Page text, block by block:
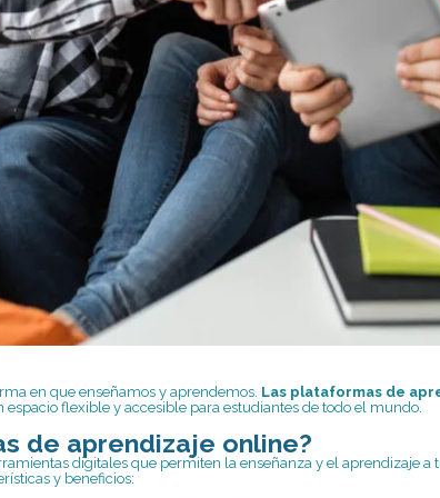
en que enseñamos y aprendemos. Las plataformas de
flexible y accesible para estudiantes de todo el mundo.
de aprendizaje online?
digitales que permiten la enseñanza y el aprendizaje a
y beneficios: